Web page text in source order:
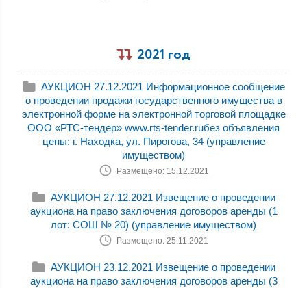
2021 год
АУКЦИОН 27.12.2021 Информационное сообщение
о проведении продажи государственного имущества в
электронной форме на электронной торговой площадке
ООО «РТС-тендер» www.rts-tender.ruбез объявления
цены: г. Находка, ул. Пирогова, 34 (управление
имуществом)
Размещено: 15.12.2021
АУКЦИОН 27.12.2021 Извещение о проведении
аукциона на право заключения договоров аренды (1
лот: СОШ № 20) (управление имуществом)
Размещено: 25.11.2021
АУКЦИОН 23.12.2021 Извещение о проведении
аукциона на право заключения договоров аренды (3